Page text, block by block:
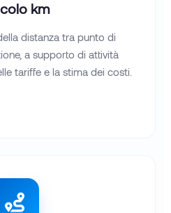
km
distanza tra punto di
a supporto di attività
tariffe e la stima dei costi.